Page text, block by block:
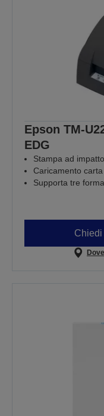
Epson TM-
EDG
Stampa ad
Caricamento
Supporta tre
Chiedi